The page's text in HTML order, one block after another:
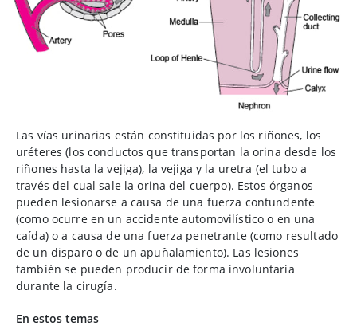
Las vías urinarias están constituidas por los riñones, los
uréteres (los conductos que transportan la orina desde los
riñones hasta la vejiga), la vejiga y la uretra (el tubo a
través del cual sale la orina del cuerpo). Estos órganos
pueden lesionarse a causa de una fuerza contundente
(como ocurre en un accidente automovilístico o en una
caída) o a causa de una fuerza penetrante (como resultado
de un disparo o de un apuñalamiento). Las lesiones
también se pueden producir de forma involuntaria
durante la cirugía.
En estos temas